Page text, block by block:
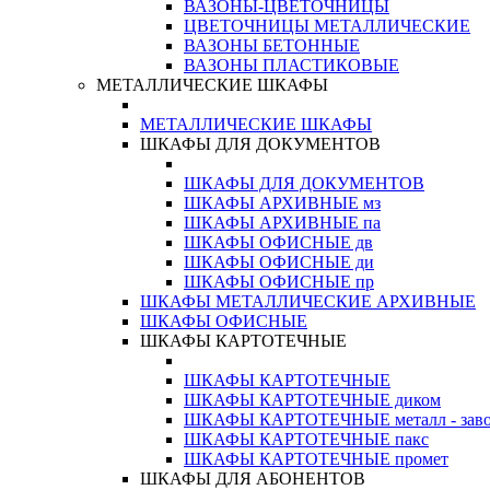
ВАЗОНЫ-ЦВЕТОЧНИЦЫ
ЦВЕТОЧНИЦЫ МЕТАЛЛИЧЕСКИЕ
ВАЗОНЫ БЕТОННЫЕ
ВАЗОНЫ ПЛАСТИКОВЫЕ
МЕТАЛЛИЧЕСКИЕ ШКАФЫ
МЕТАЛЛИЧЕСКИЕ ШКАФЫ
ШКАФЫ ДЛЯ ДОКУМЕНТОВ
ШКАФЫ ДЛЯ ДОКУМЕНТОВ
ШКАФЫ АРХИВНЫЕ мз
ШКАФЫ АРХИВНЫЕ па
ШКАФЫ ОФИСНЫЕ дв
ШКАФЫ ОФИСНЫЕ ди
ШКАФЫ ОФИСНЫЕ пр
ШКАФЫ МЕТАЛЛИЧЕСКИЕ АРХИВНЫЕ
ШКАФЫ ОФИСНЫЕ
ШКАФЫ КАРТОТЕЧНЫЕ
ШКАФЫ КАРТОТЕЧНЫЕ
ШКАФЫ КАРТОТЕЧНЫЕ диком
ШКАФЫ КАРТОТЕЧНЫЕ металл -
ШКАФЫ КАРТОТЕЧНЫЕ пакс
ШКАФЫ КАРТОТЕЧНЫЕ промет
ШКАФЫ ДЛЯ АБОНЕНТОВ